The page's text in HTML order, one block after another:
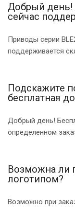
Добрый день!
сейчас
Приводы серии
поддерживается
Подскажите
бесплатная
Добрый день!
определенном
Возможна ли
логотипом?
Возможно при